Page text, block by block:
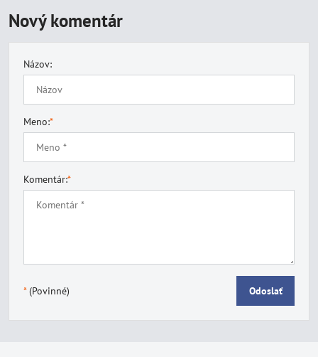
Nový komentár
Názov:
Meno:*
Komentár:*
*(Povinné) Odoslať